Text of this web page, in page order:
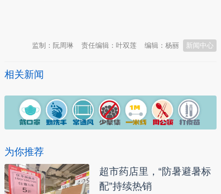
新闻中心
编辑：杨丽
责任编辑：叶双莲
监制：阮周琳
相关新闻
为你推荐
超市药店里，“防暑避暑标
配”持续热销